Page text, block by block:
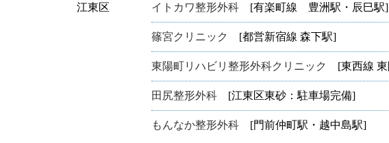
江東区 イトカワ整形外科[有楽町線 豊洲駅・辰巳駅]
篠宮クリニック [都営新宿線 森下駅]
東陽町リハビリ整形外科クリニック [東西線 東
田尻整形外科[江東区東砂：駐車場完備]
もんなか整形外科[門前仲町駅・越中島駅]